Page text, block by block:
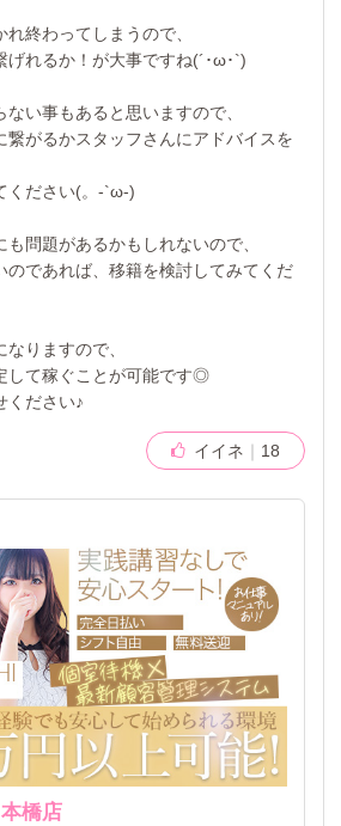
終わってしまうので、
げれるか！が大事ですね(´･ω･`)
い事もあると思いますので、
繋がるかスタッフさんにアドバイスを
ください(。-`ω-)
問題があるかもしれないので、
のであれば、移籍を検討してみてくだ
りますので、
して稼ぐことが可能です◎
ください♪
イイネ 18
橋店